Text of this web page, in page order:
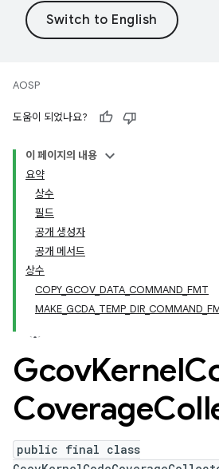
AOSP
도움이 되었나요?
이 페이지의 내용
요약
상수
필드
공개 생성자
공개 메서드
상수
COPY_GCOV_DATA_COMMAND_FMT
GcovKernel
Coverage
public final class